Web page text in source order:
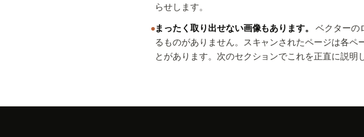
らせします。
まったく取り出せない画像もあります。
ベクターの
るものがありません。スキャンされたページは各ペ
とがあります。次のセクションでこれを正直に説明